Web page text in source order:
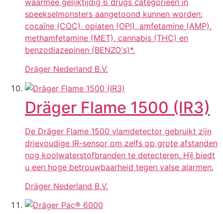
speekselmonsters aangetoond kunnen worden:
cocaïne (COC), opiaten (OPI), amfetamine (AMP),
methamfetamine (MET), cannabis (THC) en
benzodiazepinen (BENZO's)*.
Dräger Nederland B.V.
Dräger Flame 1500 (IR3)
De Dräger Flame 1500 vlamdetector gebruikt zijn
drievoudige IR-sensor om zelfs op grote afstanden
nog koolwaterstofbranden te detecteren. Hïj biedt
u een hoge betrouwbaarheid tegen valse alarmen.
Dräger Nederland B.V.